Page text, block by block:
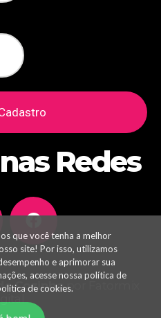
Redes
Cozinhapor Fatormix
que você tenha a melhor
site! Por isso, utilizamos
e aprimorar sua
acesse nossa política de
de cookies.